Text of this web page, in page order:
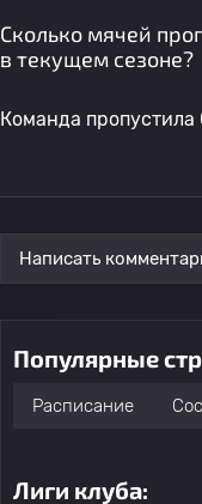
Сколько мячей
в текущем сезоне?
Команда пропустила
Написать
Популярные
Расписание
Лиги клуба: